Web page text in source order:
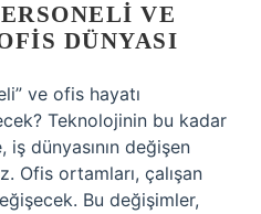
VE
DÜNYASI
ve ofis hayatı
Teknolojinin bu kadar
iş dünyasının değişen
Ofis ortamları, çalışan
Bu değişimler,